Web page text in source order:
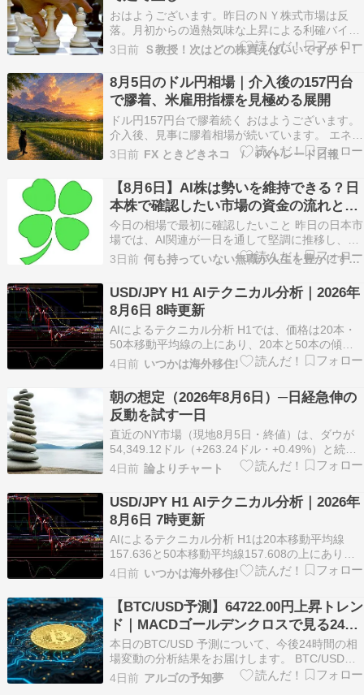
おはようございます。昨日のＮＹ株式市場は反
落。月初からの過熱気味な上昇による利確バイア
スの高まり、停戦ムードを好感されてきた中東情
勢の悪化などを背景に売り優勢で寄り付くと、引
けにかけても「原油高・金利高・株安」の構図で
経過。個別でユナイテッドヘルス、セールスフォ
ース、ボーイングな…
3日前 Ｓ教授！次はどの株買えばいいですか？！
8月5日のドル円相場｜介入後の157円台
で膠着、米雇用指標を見極める展開
ドル円157円台で膠着続く おはようございます。
介入後、見事に膠着相場が続いています。 エネル
ギーが溜まれば溜まるほど、次の動きがダイナミ
ックになりそう。 明日に米国の雇用統計を控えて
いるので、今日も小動きが続きそう。 早速、昨日
の相場から振り返っていきましょう！ 東京時間
…
3日前 FX ときどきネコ / FXトレード日報
【8月6日】AI株は勢いを維持できる？日
本株で確認したい市場の資金の流れと注
目テーマ【株・デイトレ】
今日の相場で最初に確認したいこと 昨日の日本市
場では、AI関連が一日を通して堅調に推移し、市
場の中心テーマとして存在感を見せました。 半導
体関連は寄り付き後に方向感の乏しい動きとなり
ましたが、半導体製造装置関連はしっかりと買わ
れ、テーマによって強弱が分かれる展開となりま
した。 …
3日前 何も持っていない無職が人生を豊かにするまで
USD/JPY H1 AIテクニカル分析｜2026年
8月6日 8時更新
AIによるテクニカル分析 H1では、価格は20本・
50本移動平均線の上にあり、20本と50本の傾き
もそれぞれ1.1 pips/本、1.0 pips/本と上向きで、
短期は小幅に底堅い動きです。一方で、ADX(14)
は16.65へ低下し、+DI 18.92と-DI 17.67の差も…
4日前 いつかは海外移住!
朝の想定（2026年8月6日）─日経急伸の
反動を試す一日
直近のNY市場（現地8月5日・終値）は、ダウが
54,349.12ドル（+263.24ドル・+0.49%）と続伸
した一方、ナスダック総合は26,363.44ポイント
（−221.55ポイント・−0.83%）と反落し、方向感
4日前 論よりチャート
USD/JPY H1 AIテクニカル分析｜2026年
8月6日 7時更新
AIによるテクニカル分析 H1は20本移動平均線
157.636と50本移動平均線157.608の上にあり、
短期は小幅に上向きですが、移動平均線全体は
「トレンドなし」で強い一方向感は出ていませ
ん。ADX(14)は18.69で1本前の21.04から低下
し、+DI 21.83と-DI…
4日前 いつかは海外移住!
【BTC/USD予測】64722.00円上昇トレン
ド｜MACDゴールデンクロスで見る24時
間の値動き【08/06】
本日のBTC/USD 予測について、今後24時間の相
場変動の分析結果をお届けします。 BTC/USDの
24時間変動予測 予測: 横ばい 理由: 市場はレンジ
相場であり、価格はサポート64702.57とレジスタ
4日前 アルゴの予知夢